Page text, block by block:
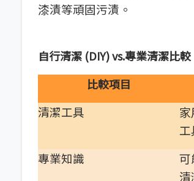
漆漬等頑固污漬。
自行清潔 (DIY) vs.專業清潔比較
比較項目
清潔工具
專業知識
可
清